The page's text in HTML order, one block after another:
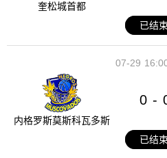
奎松城首都
已结束
07-29
内格罗斯莫斯科瓦多斯
0 -
已结束